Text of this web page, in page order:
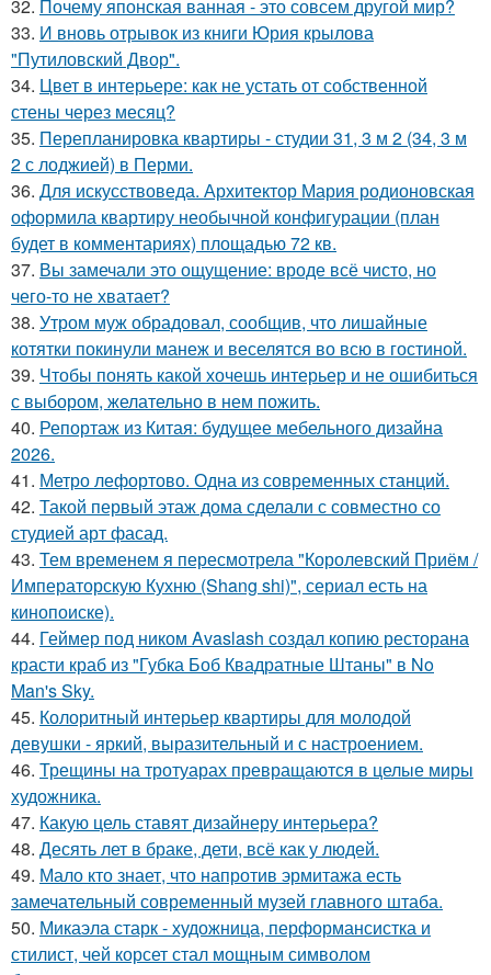
32. Почему японская ванная - это совсем другой мир?
33. И вновь отрывок из книги Юрия крылова
"Путиловский Двор".
34. Цвет в интерьере: как не устать от собственной
стены через месяц?
35. Перепланировка квартиры - студии 31, 3 м 2 (34, 3 м
2 с лоджией) в Перми.
36. Для искусствоведа. Архитектор Мария родионовская
оформила квартиру необычной конфигурации (план
будет в комментариях) площадью 72 кв.
37. Вы замечали это ощущение: вроде всё чисто, но
чего-то не хватает?
38. Утром муж обрадовал, сообщив, что лишайные
котятки покинули манеж и веселятся во всю в гостиной.
39. Чтобы понять какой хочешь интерьер и не ошибиться
с выбором, желательно в нем пожить.
40. Репортаж из Китая: будущее мебельного дизайна
2026.
41. Метро лефортово. Одна из современных станций.
42. Такой первый этаж дома сделали с совместно со
студией арт фасад.
43. Тем временем я пересмотрела "Королевский Приём /
Императорскую Кухню (Shang shi)", сериал есть на
кинопоиске).
44. Геймер под ником Avaslash создал копию ресторана
красти краб из "Губка Боб Квадратные Штаны" в No
Man's Sky.
45. Колоритный интерьер квартиры для молодой
девушки - яркий, выразительный и с настроением.
46. Трещины на тротуарах превращаются в целые миры
художника.
47. Какую цель ставят дизайнеру интерьера?
48. Десять лет в браке, дети, всё как у людей.
49. Мало кто знает, что напротив эрмитажа есть
замечательный современный музей главного штаба.
50. Микаэла старк - художница, перформансистка и
стилист, чей корсет стал мощным символом